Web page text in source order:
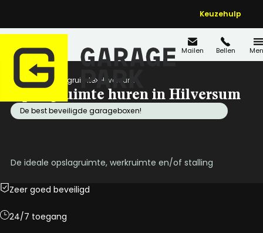
Keuzehulp
Mailen Bellen
Home Opslagruimte Hilversum
Opslagruimte huren in Hilversum
De best beveiligde garageboxen!
De ideale opslagruimte, werkruimte en/of stalling
Zeer goed beveiligd
24/7 toegang